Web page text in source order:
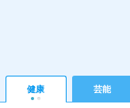
健康 芸能